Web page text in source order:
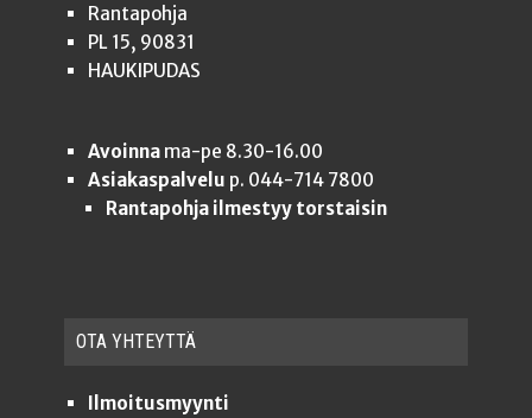
Rantapohja
PL 15, 90831
HAUKIPUDAS
Avoinnama-pe 8.30-16.00
Asiakaspalvelu p. 044-714 7800
Rantapohja ilmestyy torstaisin
OTA YHTEYT­TÄ
Ilmoitusmyynti